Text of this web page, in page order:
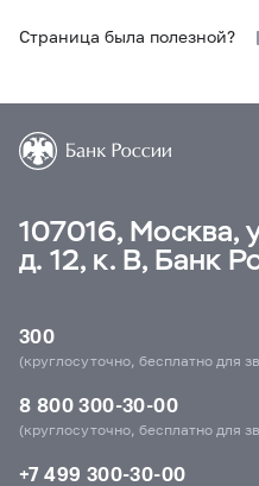
Страница была полезной?
107016, Москва,
д. 12, к. В, Банк
300
(круглосуточно, бесплатно для
8 800 300-30-00
(круглосуточно, бесплатно для
+7 499 300-30-00